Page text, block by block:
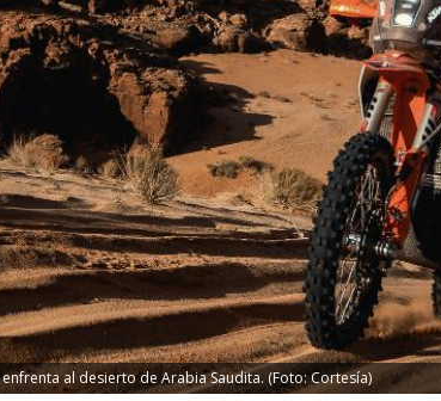
al desierto de Arabia Saudita. (Foto: Cortesía)